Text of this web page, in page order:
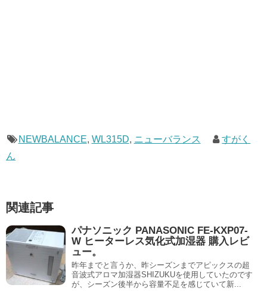
NEWBALANCE, WL315D, ニューバランス
すがく
ん
関連記事
パナソニック PANASONIC FE-KXP07-
W ヒーターレス気化式加湿器 購入レビ
ュー。
昨年までと言うか、昨シーズンまでアピックスの超
音波式アロマ加湿器SHIZUKUを使用していたのです
が、シーズン後半から容量不足を感じていて新...